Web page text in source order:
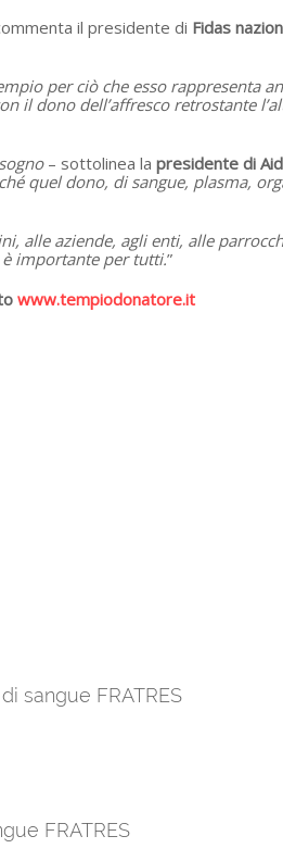
il presidente di Fidas
per ciò che esso rappresenta
il dono dell’affresco retrostante
– sottolinea la presidente di
quel dono, di sangue, plasma,
alle aziende, agli enti, alle
importante per tutti.”
www.tempiodonatore.it
sangue FRATRES
FRATRES